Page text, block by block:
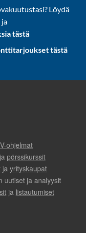
Löydä
tästä
tästä